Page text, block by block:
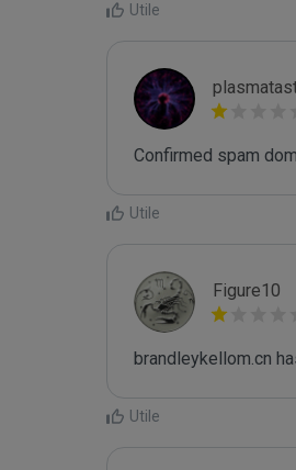
Utile
Confirmed spam
Utile
Figure10
brandleykellom.cn
Utile